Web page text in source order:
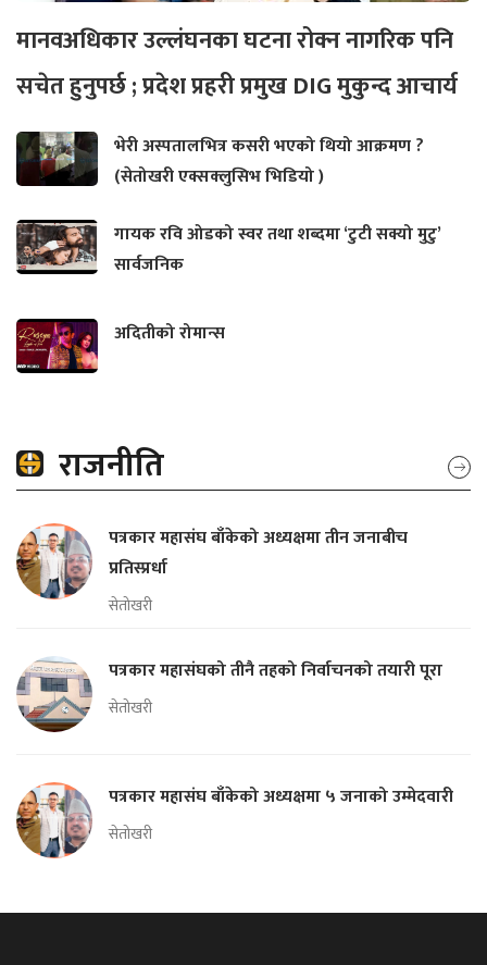
मानवअधिकार उल्लंघनका घटना रोक्न नागरिक पनि
सचेत हुनुपर्छ ; प्रदेश प्रहरी प्रमुख DIG मुकुन्द आचार्य
भेरी अस्पतालभित्र कसरी भएको थियो आक्रमण ?
(सेतोखरी एक्सक्लुसिभ भिडियो )
गायक रवि ओडको स्वर तथा शब्दमा ‘टुटी सक्यो मुटु’
सार्वजनिक
अदितीको रोमान्स
राजनीति
पत्रकार महासंघ बाँकेको अध्यक्षमा तीन जनाबीच
प्रतिस्प्रर्धा
सेतोखरी
पत्रकार महासंघको तीनै तहको निर्वाचनको तयारी पूरा
सेतोखरी
पत्रकार महासंघ बाँकेको अध्यक्षमा ५ जनाको उम्मेदवारी
सेतोखरी